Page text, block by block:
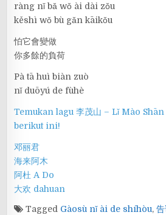
ràng nǐ bǎ wǒ ài dài zǒu
kěshì wǒ bù gǎn kāikǒu
怕它會變做
你多餘的負荷
Pà tā huì biàn zuò
nǐ duōyú de fùhè
Temukan lagu 李茂山 – Lǐ Mào
berikut ini!
邓丽君
海来阿木
阿杜 A Do
大欢 dahuan
Tagged Gàosù nǐ ài de shíhòu,